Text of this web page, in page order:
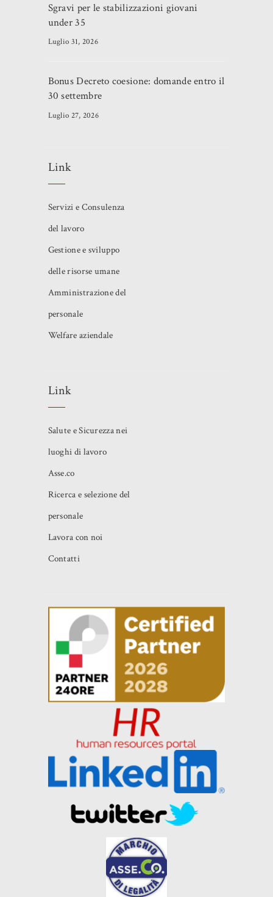
Sgravi per le stabilizzazioni giovani
under 35
Luglio 31, 2026
Bonus Decreto coesione: domande entro il
30 settembre
Luglio 27, 2026
Link
Servizi e Consulenza
del lavoro
Gestione e sviluppo
delle risorse umane
Amministrazione del
personale
Welfare aziendale
Link
Salute e Sicurezza nei
luoghi di lavoro
Asse.co
Ricerca e selezione del
personale
Lavora con noi
Contatti